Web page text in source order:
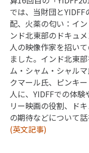
では、当財団と
配、火薬の匂い：イ
ンド北東部のドキュ
人の映像作家を招い
ました。インド北東
ム・シャム・シャル
クマール氏、ピンキ
人に、YIDFFでの体
リー映画の役割、ド
の期待などについて話
(英文記事)